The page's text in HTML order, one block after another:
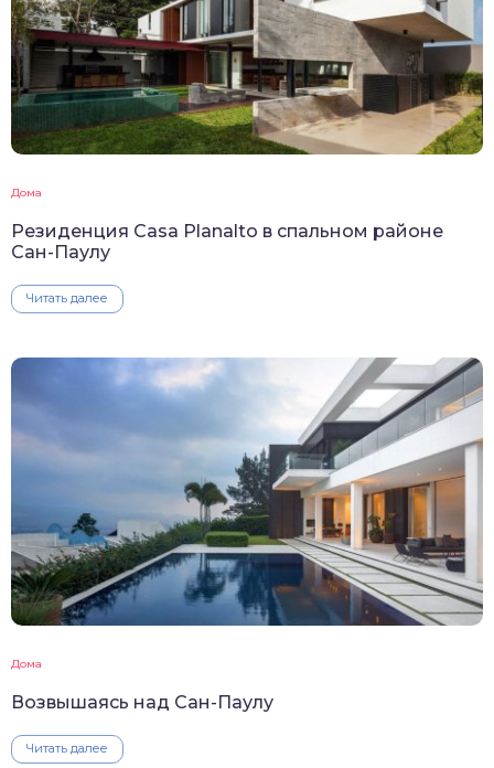
Дома
Резиденция Casa Planalto в спальном районе
Сан-Паулу
Читать далее
Дома
Возвышаясь над Сан-Паулу
Читать далее